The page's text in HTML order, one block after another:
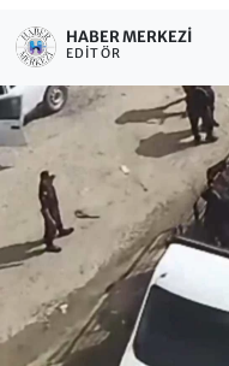
HABER MERKEZI
EDITÖR